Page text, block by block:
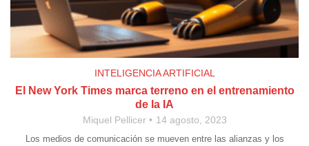
INTELIGENCIA ARTIFICIAL
El New York Times marca terreno en el entrenamiento
de la IA
Miquel Pellicer 14 agosto, 2023
Los medios de comunicación se mueven entre las alianzas y los